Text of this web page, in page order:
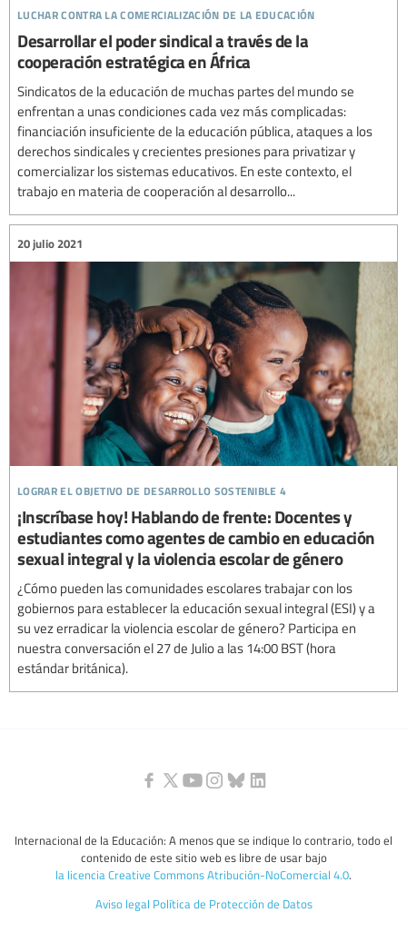
luchar contra la comercialización de la educación
Desarrollar el poder sindical a través de la
cooperación estratégica en África
Sindicatos de la educación de muchas partes del mundo se
enfrentan a unas condiciones cada vez más complicadas:
financiación insuficiente de la educación pública, ataques a los
derechos sindicales y crecientes presiones para privatizar y
comercializar los sistemas educativos. En este contexto, el
trabajo en materia de cooperación al desarrollo...
lograr el objetivo de desarrollo sostenible 4
20 julio 2021
¡Inscríbase hoy! Hablando de frente: Docentes y
estudiantes como agentes de cambio en educación
sexual integral y la violencia escolar de género
¿Cómo pueden las comunidades escolares trabajar con los
gobiernos para establecer la educación sexual integral (ESI) y a
su vez erradicar la violencia escolar de género? Participa en
nuestra conversación el 27 de Julio a las 14:00 BST (hora
estándar británica).
Internacional de la Educación: A menos que se indique lo contrario, todo el
contenido de este sitio web es libre de usar bajo
la licencia Creative Commons Atribución-NoComercial 4.0.
Aviso legal Política de Protección de Datos